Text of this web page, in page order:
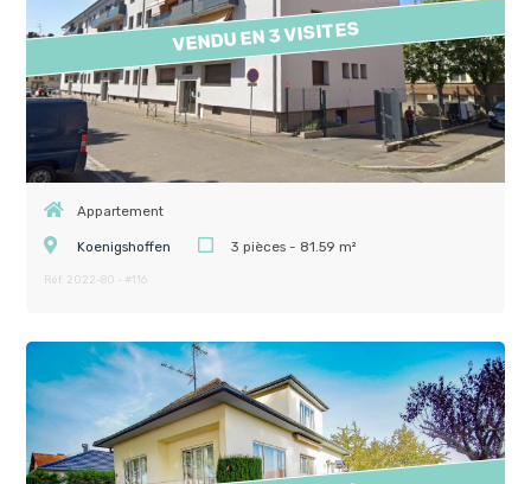
Appartement
Koenigshoffen 3 pièces - 81.59 m²
Réf. 2022-80 - #116
VENDU EN 3 VISITES